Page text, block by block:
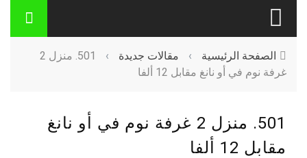
الصفحة الرئيسية › مقالات جديدة ›
501. منزل 2
غرفة نوم في أو نانغ مقابل 12 ألفا
501. منزل 2 غرفة نوم في أو نانغ
مقابل 12 ألفا